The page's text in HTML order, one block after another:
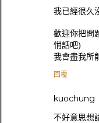
我已經很久
歡迎你把問
悄話吧)
我會盡我所
回覆
kuochung
不好意思想